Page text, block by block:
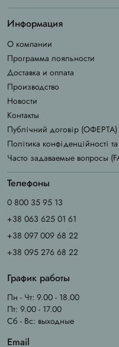
Информация
О компании
Программа лояльности
Доставка и оплата
Производство
Новости
Контакты
Публічний договір (ОФЕРТА)
Політика конфіденційності
Часто задаваемые вопросы
Телефоны
0 800 35 95 13
+38 063 625 01 61
+38 097 009 68 22
+38 095 276 68 22
График работы
Пн - Чт: 9.00 - 18.00
Пт: 9.00 - 17.00
Сб - Вс: выходные
Email